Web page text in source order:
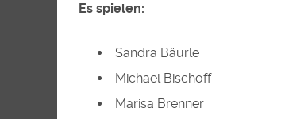
Es spielen:
Sandra Bäurle
Michael Bischoff
Marisa Brenner